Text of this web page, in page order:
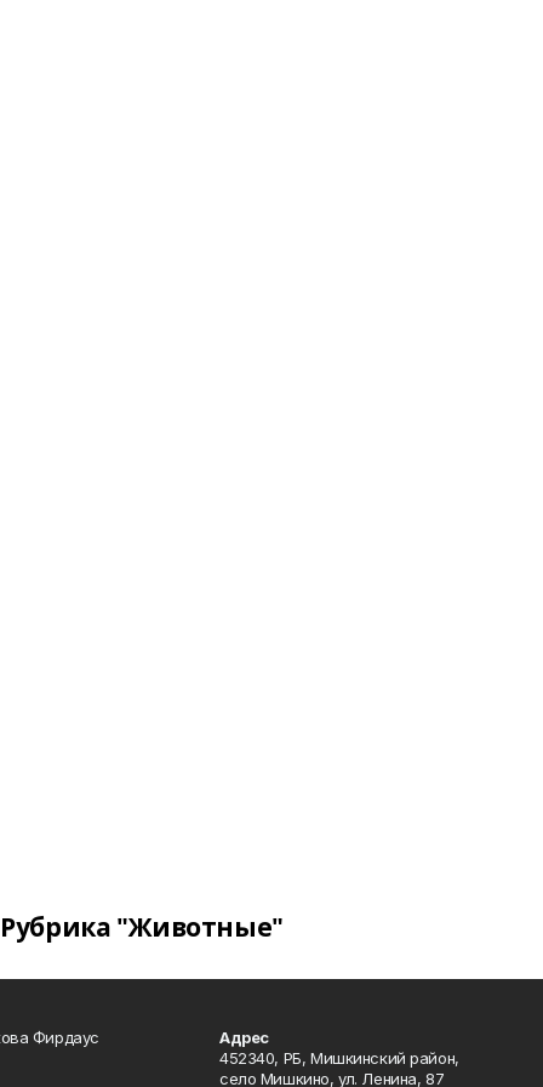
Рубрика "Животные"
Фирдаус
Адрес
452340, РБ, Мишкинский район,
село Мишкино, ул. Ленина, 87